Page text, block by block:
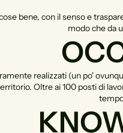
bene, con il senso e
modo che da
realizzati (un po'
Oltre ai 100 posti di